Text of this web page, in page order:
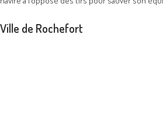
Ville de Rochefort